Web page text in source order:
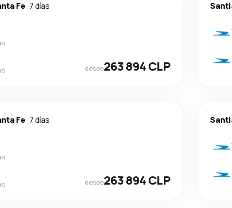
Fe 7 días
desde263 894 CLP
Fe 7 días
desde263 894 CLP